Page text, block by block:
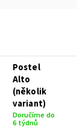
Postel
Alto
(několik
variant)
Doručíme do
6 týdnů